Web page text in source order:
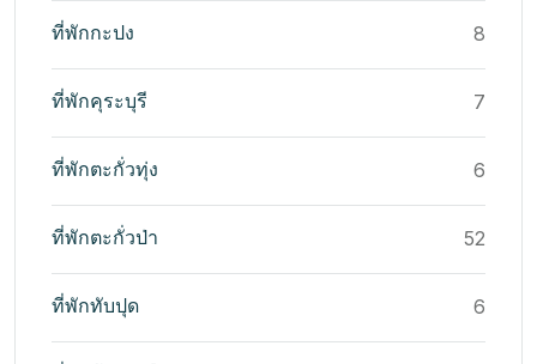
ที่พักกะปง 8
ที่พักคุระบุรี 7
ที่พักตะกั่วทุ่ง 6
ที่พักตะกั่วป่า 52
ที่พักทับปุด 6